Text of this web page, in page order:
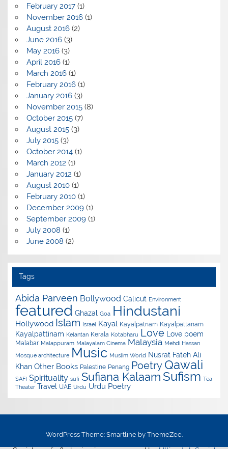
February 2017(1)
November 2016(1)
August 2016(2)
June 2016(3)
May 2016(3)
April 2016(1)
March 2016(1)
February 2016(1)
January 2016(3)
November 2015(8)
October 2015(7)
August 2015(3)
July 2015(3)
October 2014(1)
March 2012 (1)
January 2012 (1)
August 2010(1)
February 2010(1)
December 2009(1)
September 2009(1)
July 2008 (1)
June 2008 (2)
Tags
Abida Parveen Bollywood Calicut Environment
featured Ghazal Goa Hindustani
Hollywood Islam Israel Kayal Kayalpatnam Kayalpattanam
Kayalpattinam Kelantan Kerala Kotabharu Love Love poem
Malabar Malappuram Malayalam Cinema Malaysia Mehdi Hassan
Mosque architecture Music Muslim World Nusrat Fateh Ali
Khan Other Books Palestine Penang Poetry Qawali
SAFI Spirituality sufi Sufiana Kalaam Sufism Tea
Theater Travel UAE Urdu Urdu Poetry
WordPress Theme: Smartline by ThemeZee.